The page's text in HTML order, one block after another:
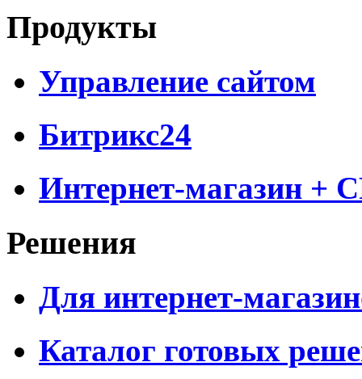
Продукты
Управление сайтом
Битрикс24
Интернет-магазин +
Решения
Для интернет-
Каталог готовых